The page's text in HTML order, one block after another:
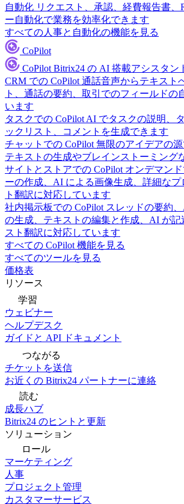
自動化 リクエスト、承認、経費報告書、
ー自動化で業務を効率化できます
すべての人事と自動化の機能を見る
CoPilot
CoPilot Bitrix24 の AI 搭載アシスタン
CRM での CoPilot 通話音声からテキスト
ト、通話の要約、取引でのフィールドの
います
タスクでの CoPilot AI でタスクの説明、
ックリスト、コメントを生成できます
チャットでの CoPilot 無限のアイデアの
テキストの生成やブレインストーミング
サイトとストアでの CoPilot オンデマン
ーの作成、AI による画像生成、詳細なプ
ト翻訳に対応しています
社内掲示板での CoPilot スレッドの要約
の生成、テキストの編集と作成、AI が記
スト翻訳に対応しています
すべての CoPilot 機能を見る
すべてのツールを見る
価格表
リソース
学習
ウェビナー
ヘルプデスク
ガイドと API ドキュメント
つながる
チケットを送信
お近くの Bitrix24 パートナーに連絡
読む
成長ハブ
Bitrix24 のヒントと更新
ソリューション
ロール
マーケティング
人事
プロジェクト管理
カスタマーサービス